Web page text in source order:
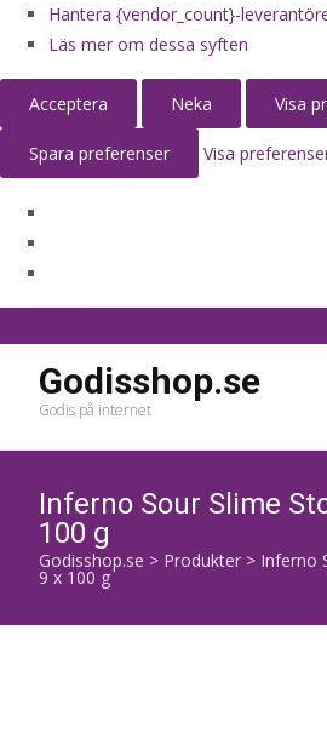
Hantera {vendor_count}-
Läs mer om dessa syften
Acceptera Neka Visa
Spara preferenser Visa
Godisshop.se
Godis på internet
Inferno Sour Slime
100 g
Godisshop.se > Produkter > Inferno
9 x 100 g